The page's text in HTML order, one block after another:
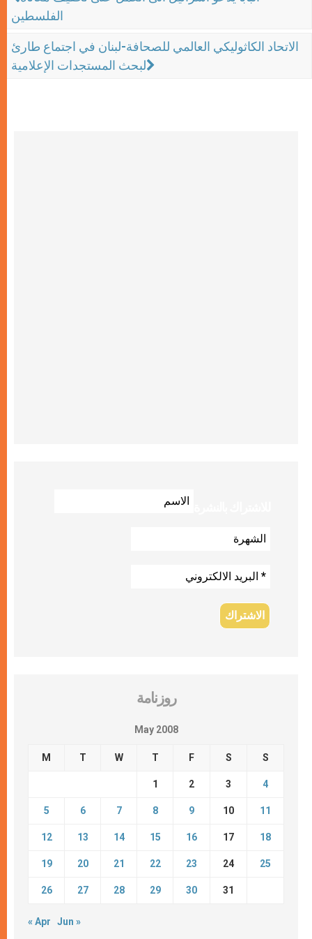
الفلسطين
الاتحاد الكاثوليكي العالمي للصحافة-لبنان في اجتماع طارئ
لبحث المستجدات الإعلامية
روزنامة
May 2008
M T W T F S S
1 2 3 4
5 6 7 8 9 10 11
12 13 14 15 16 17 18
19 20 21 22 23 24 25
26 27 28 29 30 31
« Apr Jun »